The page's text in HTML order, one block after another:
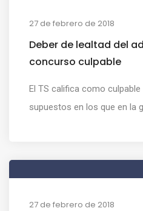
27 de febrero de 2018
Deber de lealtad del
concurso culpable
El TS califica como
supuestos en los que en la
27 de febrero de 2018